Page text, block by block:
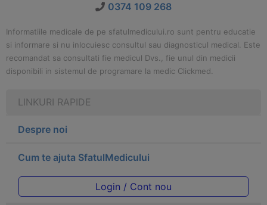
0374 109 268
Informatiile medicale de pe sfatulmedicului.ro sunt pentru educatie
si informare si nu inlocuiesc consultul sau diagnosticul medical. Este
recomandat sa consultati fie medicul Dvs., fie unul din medicii
disponibili in sistemul de programare la medic Clickmed.
LINKURI RAPIDE
Despre noi
Cum te ajuta SfatulMedicului
Login / Cont nou